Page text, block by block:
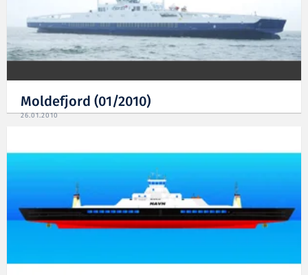
Moldefjord (01/2010)
26.01.2010